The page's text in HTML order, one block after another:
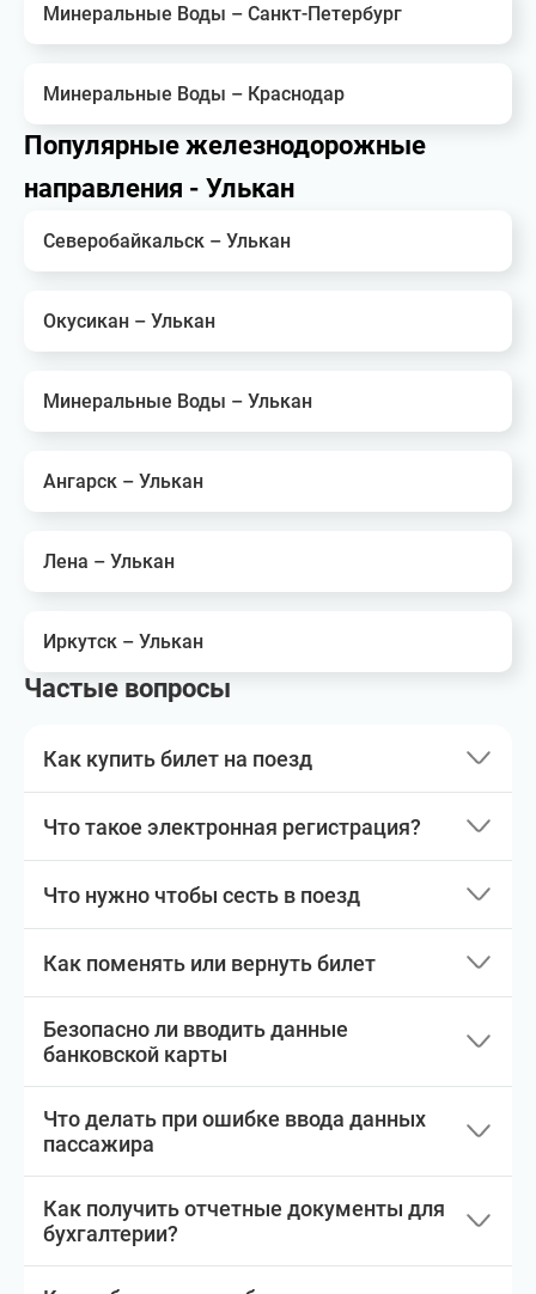
Минеральные Воды – Санкт-Петербург
Минеральные Воды – Краснодар
Популярные железнодорожные
направления - Улькан
Северобайкальск – Улькан
Окусикан – Улькан
Минеральные Воды – Улькан
Ангарск – Улькан
Лена – Улькан
Иркутск – Улькан
Частые вопросы
Как купить билет на поезд
Что такое электронная регистрация?
Что нужно чтобы сесть в поезд
Как поменять или вернуть билет
Безопасно ли вводить данные
банковской карты
Что делать при ошибке ввода данных
пассажира
Как получить отчетные документы для
бухгалтерии?